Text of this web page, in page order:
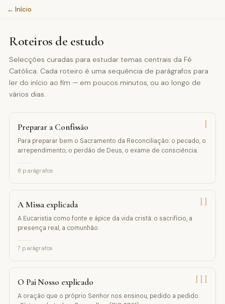
← Início
Roteiros de estudo
Selecções curadas para estudar temas centrais da Fé
Católica. Cada roteiro é uma sequência de parágrafos para
ler do início ao fim — em poucos minutos, ou ao longo de
vários dias.
I
Preparar a Confissão
Para preparar bem o Sacramento da Reconciliação: o pecado, o
arrependimento, o perdão de Deus, o exame de consciência.
8 parágrafos
II
A Missa explicada
A Eucaristia como fonte e ápice da vida cristã: o sacrifício, a
presença real, a comunhão.
7 parágrafos
III
O Pai Nosso explicado
A oração que o próprio Senhor nos ensinou, pedido a pedido.